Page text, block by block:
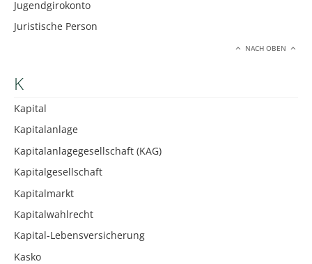
Jugendgirokonto
Juristische Person
NACH OBEN
K
Kapital
Kapitalanlage
Kapitalanlagegesellschaft (KAG)
Kapitalgesellschaft
Kapitalmarkt
Kapitalwahlrecht
Kapital-Lebensversicherung
Kasko